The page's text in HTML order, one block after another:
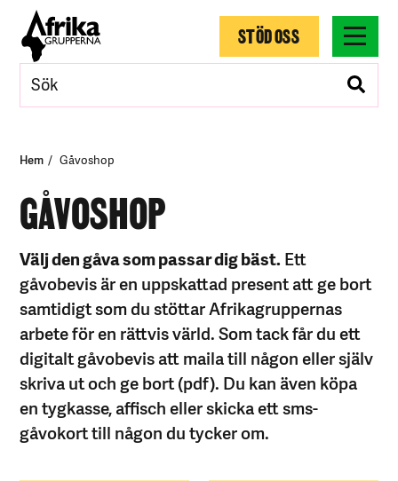
STÖD OSS
Hem Gåvoshop
GÅVOSHOP
Välj den gåva som passar dig bäst.Ett
gåvobevis är en uppskattad present att ge bort
samtidigt som du stöttar Afrikagruppernas
arbete för en rättvis värld. Som tack får du ett
digitalt gåvobevis att maila till någon eller själv
skriva ut och ge bort (pdf). Du kan även köpa
en tygkasse, affisch eller skicka ett sms-
gåvokort till någon du tycker om.